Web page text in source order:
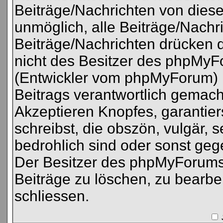
Beiträge/Nachrichten von
unmöglich, alle Beiträge/
Beiträge/Nachrichten drücken
nicht des Besitzer des
(Entwickler vom
Beitrags verantwortlich
Akzeptieren Knopfes,
schreibst, die obszön, vulgär,
bedrohlich sind oder sonst
Der Besitzer des
Beiträge zu löschen, zu
schliessen.